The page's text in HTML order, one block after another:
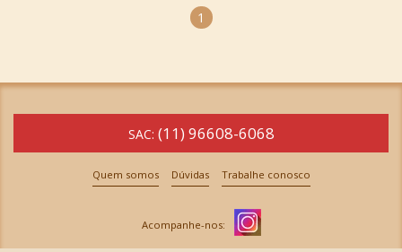
1
SAC: (11) 96608-6068
Quem somos Dúvidas Trabalhe conosco